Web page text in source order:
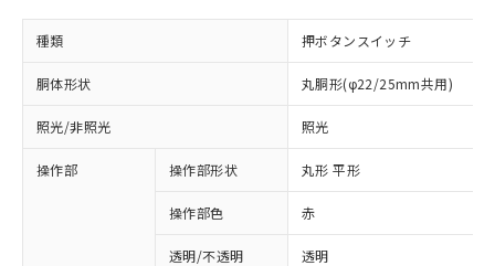
種類 押ボタンスイッチ
胴体形状 丸胴形(φ22/25mm共用)
照光/非照光 照光
操作部 操作部形状 丸形 平形
操作部色 赤
透明/不透明 透明